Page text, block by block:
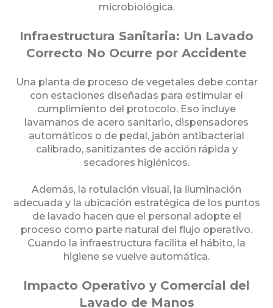
microbiológica.
Infraestructura Sanitaria: Un Lavado
Correcto No Ocurre por Accidente
Una planta de proceso de vegetales debe contar
con estaciones diseñadas para estimular el
cumplimiento del protocolo. Eso incluye
lavamanos de acero sanitario, dispensadores
automáticos o de pedal, jabón antibacterial
calibrado, sanitizantes de acción rápida y
secadores higiénicos.
Además, la rotulación visual, la iluminación
adecuada y la ubicación estratégica de los puntos
de lavado hacen que el personal adopte el
proceso como parte natural del flujo operativo.
Cuando la infraestructura facilita el hábito, la
higiene se vuelve automática.
Impacto Operativo y Comercial del
Lavado de Manos